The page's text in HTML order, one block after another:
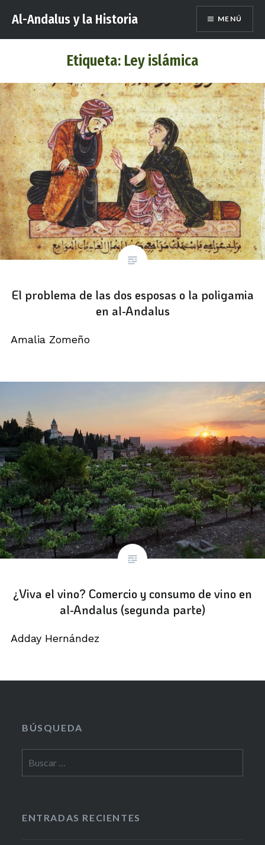
contenido
Al-Andalus y la Historia MENÚ
Etiqueta: Ley islámica
El problema de las dos esposas o la poligamia
en al-Andalus
Amalia Zomeño
¿Viva el vino? Comercio y consumo de vino en
al-Andalus (segunda parte)
Adday Hernández
BÚSQUEDA
ENTRADAS RECIENTES